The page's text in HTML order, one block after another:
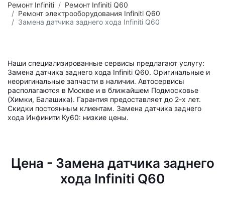
Ремонт Infiniti
Ремонт Infiniti Q60
Ремонт электрооборудования Infiniti Q60
Замена датчика заднего хода Infiniti Q60
Наши специализированные сервисы предлагают услугу:
Замена датчика заднего хода Infiniti Q60. Оригинальные и
неоригинальные запчасти в наличии. Автосервисы
располагаются в Москве и в ближайшем Подмосковье
(Химки, Балашиха). Гарантия предоставляет до 2-х лет.
Скидки постоянным клиентам. Замена датчика заднего
хода Инфинити Ку60: низкие цены.
Цена - Замена датчика заднего
хода Infiniti Q60